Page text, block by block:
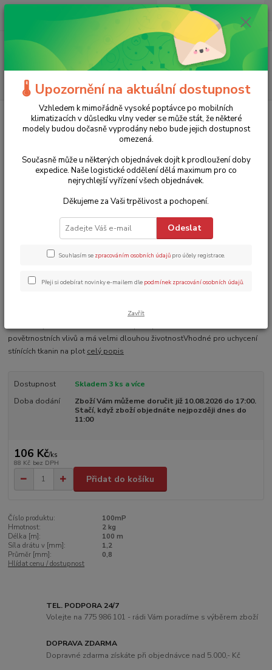
(Po-Ne, 8-20 hod.)
ks
0 Kč
Zahradní technika Příslušenství
Vázací drát 100m pozink
TOMPET - 1,2
Vázací drát 100m pozink TOMPET
- 1,2
Vhodný zejména pro všechny vazačské práce v domě a na
povětrnostních vlivů a má velmi dlouhou životnostVhodné pro uchycení
stínících tkanin na plot celý popis
Dostupnost
Skladem 3 ks a více
Doba dodání
Zboží Vám můžeme doručit již 10.08.2026 do 17:00.
Stačí, když zboží objednáte nejpozději dnes do
11:00
106 Kč/ks
88 Kč bez DPH
Přidat do košíku
Číslo produktu:
100mP
Hmotnost:
2 kg
Délka [m]:
100 m
Síla drátu v [mm]:
1,2
Průměr [mm]:
0,8
Hlídat cenu / dostupnost
TEL. PODPORA 24/7
Volejte na 775 986 101 - rádi Vám poradíme s výběrem zboží
DOPRAVA ZDARMA
Dopravné zdarma získáte při objednávce nad 5.000,- Kč
🌡️ Upozornění na aktuální dostupnost
Vzhledem k mimořádně vysoké poptávce po mobilních
klimatizacích v důsledku vlny veder se může stát, že některé
modely budou dočasně vyprodány nebo bude jejich dostupnost
omezená.
Současně může u některých objednávek dojít k prodloužení doby
expedice. Naše logistické oddělení dělá maximum pro co
nejrychlejší vyřízení všech objednávek.
Děkujeme za Vaši trpělivost a pochopení.
Odeslat
Souhlasím se zpracováním osobních údajů pro účely registrace.
Přeji si odebírat novinky e-mailem dle podmínek zpracování osobních údajů
Zavřít